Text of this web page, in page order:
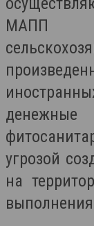
МАПП
денежные
угрозой
на